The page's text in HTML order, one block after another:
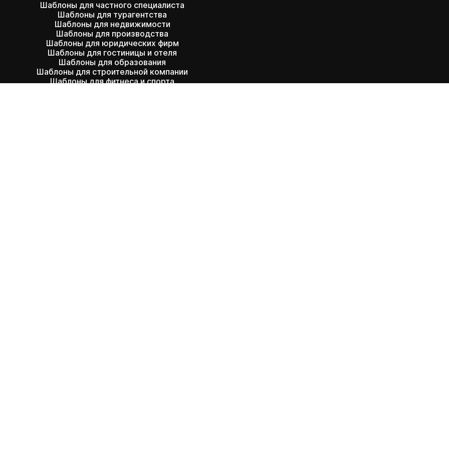
Шаблоны для частного специалиста
Шаблоны для турагентства
Шаблоны для недвижимости
Шаблоны для производства
Шаблоны для юридических фирм
Шаблоны для гостиницы и отеля
Шаблоны для образования
Шаблоны для строительной компании
Шаблоны для фитнеса и спорта